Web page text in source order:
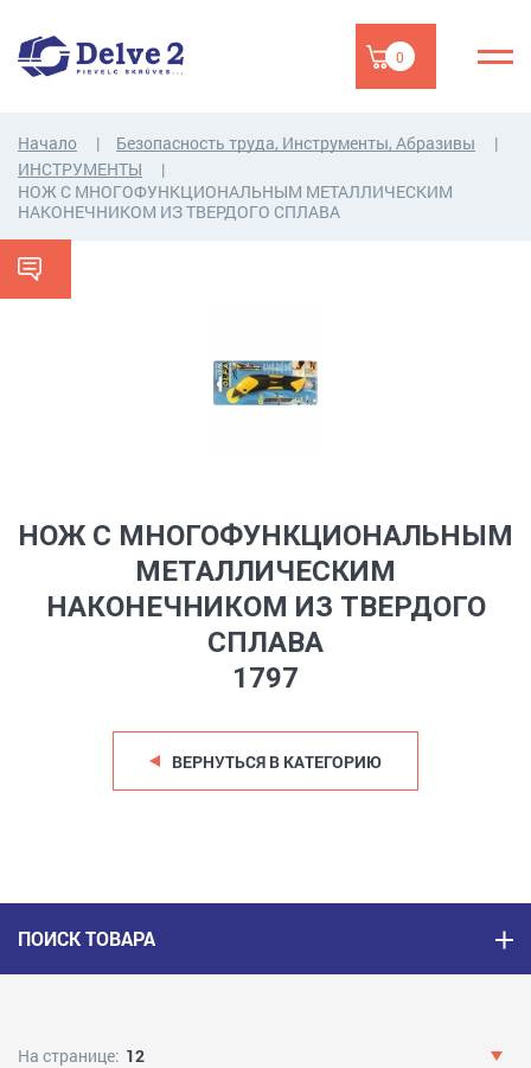
0
Начало
Безопасность труда, Инструменты, Абразивы
ИНСТРУМЕНТЫ
НОЖ С МНОГОФУНКЦИОНАЛЬНЫМ МЕТАЛЛИЧЕСКИМ
НАКОНЕЧНИКОМ ИЗ ТВЕРДОГО СПЛАВА
НОЖ С МНОГОФУНКЦИОНАЛЬНЫМ
МЕТАЛЛИЧЕСКИМ
НАКОНЕЧНИКОМ ИЗ ТВЕРДОГО
СПЛАВА
1797
ВЕРНУТЬСЯ В КАТЕГОРИЮ
ПОИСК ТОВАРА
На странице: 12